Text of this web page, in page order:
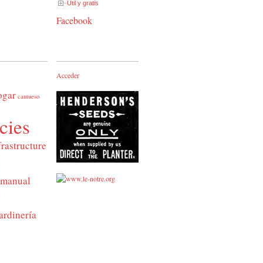
Útil y gratis
Facebook
cantueso
manual
Acceder